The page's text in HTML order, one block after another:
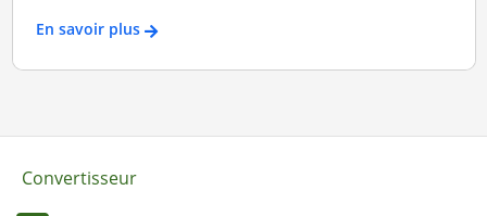
En savoir plus
Convertisseur